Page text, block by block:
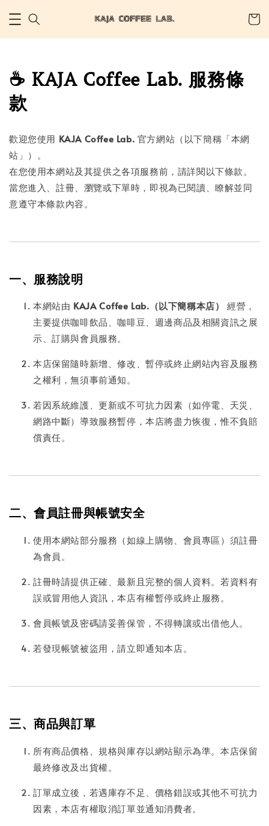
☕️ KAJA Coffee Lab. 服務條
款
歡迎您使用 KAJA Coffee Lab. 官方網站（以下簡稱「本網
站」）。
在您使用本網站及其提供之各項服務前，請詳閱以下條款。
當您進入、註冊、瀏覽或下單時，即視為已閱讀、瞭解並同
意遵守本條款內容。
一、服務說明
本網站由 KAJA Coffee Lab.（以下簡稱本店）
經營，
主要提供咖啡飲品、咖啡豆、週邊商品及相關資訊之展
示、訂購與會員服務。
本店保留隨時新增、修改、暫停或終止網站內容及服務
之權利，無須事前通知。
若因系統維護、更新或不可抗力因素（如停電、天災、
網路中斷）導致服務暫停，本店將盡力恢復，惟不負賠
償責任。
二、會員註冊與帳號安全
使用本網站部分服務（如線上購物、會員專區）須註冊
為會員。
註冊時請提供正確、最新且完整的個人資料。若資料有
誤或冒用他人資訊，本店有權暫停或終止服務。
會員帳號及密碼請妥善保管，不得轉讓或出借他人。
若發現帳號被盜用，請立即通知本店。
三、商品與訂單
所有商品價格、規格與庫存以網站顯示為準。本店保留
最終修改及出貨權。
訂單成立後，若遇庫存不足、價格錯誤或其他不可抗力
因素，本店有權取消訂單並通知消費者。